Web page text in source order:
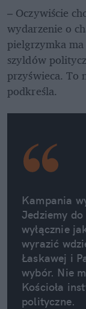
– Oczywiście
wydarzenie o
pielgrzymka
szyldów
przyświeca. To
podkreśla.
Kampania
Jedziemy
wyłącznie
wyrazić
Łaskawej i
wybór. Nie
Kościoła
polityczne.